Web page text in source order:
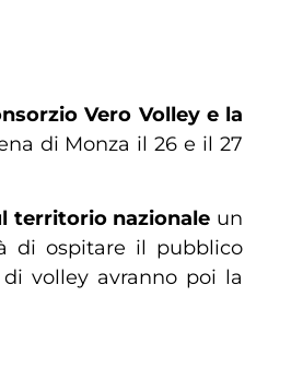
Vero Volley e la
di Monza il 26 e il 27
territorio nazionale un
di ospitare il pubblico
volley avranno poi la